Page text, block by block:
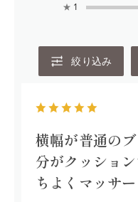
★ 1
絞り込み
横幅が普通の
分がクッショ
ちよくマッサ